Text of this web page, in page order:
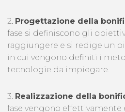
2. Progettazione della
fase si definiscono gli
raggiungere e si redige un
in cui vengono definiti i
tecnologie da impiegare.
3. Realizzazione della
fase vengono effettivamente